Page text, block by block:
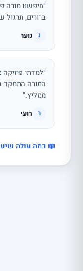
"חיפשנו מורה
ברורים, תרגול
נ נועה
"למדתי פיזיקה
המורה התמקד
ממליץ."
ר רועי
📖 כמה עולה שיעור